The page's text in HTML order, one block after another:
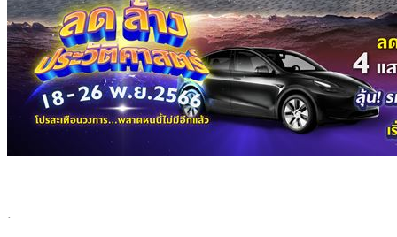
.